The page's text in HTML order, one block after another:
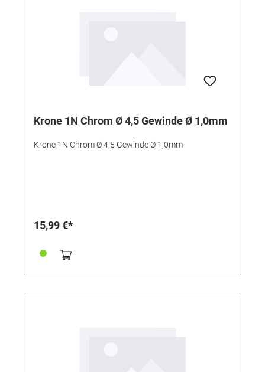
Krone 1N Chrom Ø 4,5 Gewinde Ø 1,0mm
Krone 1N Chrom Ø 4,5 Gewinde Ø 1,0mm
15,99 €*